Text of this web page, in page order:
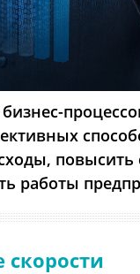
повысить
работы